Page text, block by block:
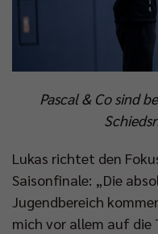
Pascal & Co sind
Lukas richtet den
Saisonfinale: „Die
Jugendbereich
mich vor allem auf die